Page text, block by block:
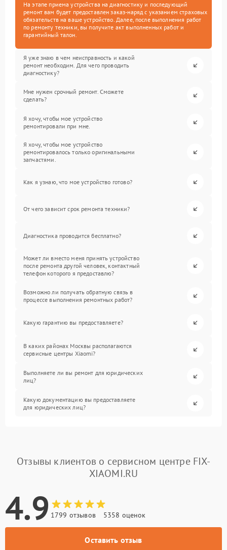
На этапе приема устройства на диагностику и последующий
ремонт вам будет предоставлен заказ-наряд с указанием страховых
обязательств на ваше устройство. Далее, после выполнения работ
по ремонту техники, вы получите акт выполненных работ и
гарантийный талон.
Я уже знаю в чем неисправность и какой
ремонт необходим. Для чего проводить
диагностику?
Мне нужен срочный ремонт. Сможете
сделать?
Я хочу, чтобы мое устройство
ремонтировали при мне.
Я хочу, чтобы мое устройство
ремонтировалось только оригинальными
запчастями.
Как я узнаю, что мое устройство готово?
От чего зависит срок ремонта техники?
Диагностика проводится бесплатно?
Может ли вместо меня принять устройство
после ремонта другой человек, контактный
телефон которого я предоставлю?
Возможно ли получать обратную связь в
процессе выполнения ремонтных работ?
Какую гарантию вы предоставляете?
В каких районах Москвы располагаются
сервисные центры Xiaomi?
Выполняете ли вы ремонт для юридических
лиц?
Какую документацию вы предоставляете
для юридических лиц?
Отзывы клиентов о сервисном центре FIX-
XIAOMI.RU
4.9 1799 отзывов 5358 оценок
Оставить отзыв